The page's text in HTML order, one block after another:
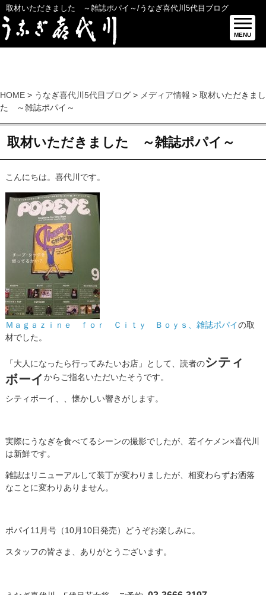
取材いただきました ～雑誌ポパイ～/うなぎ喜代川5代目ブログ
MENU
HOME > うなぎ喜代川5代目ブログ > メディア情報 > 取材いただきまし
た ～雑誌ポパイ～
取材いただきました ～雑誌ポパイ～
こんにちは。喜代川です。
Ｍａｇａｚｉｎｅ ｆｏｒ Ｃｉｔｙ Ｂｏｙｓ、雑誌ポパイの取
材でした。
「大人になったら行ってみたいお店」として、読者のシティ
ボーイからご指名いただいたそうです。
シティボーイ、、懐かしい響きがします。
実際にうなぎを食べてるシーンの撮影でしたが、若イケメン×喜代川
は新鮮です。
雑誌はリニューアルして装丁が変わりましたが、相変わらずお洒落
なことに変わりありません。
ポパイ11月号（10月10日発売）どうぞお楽しみに。
スタッフの皆さま、ありがとうございます。